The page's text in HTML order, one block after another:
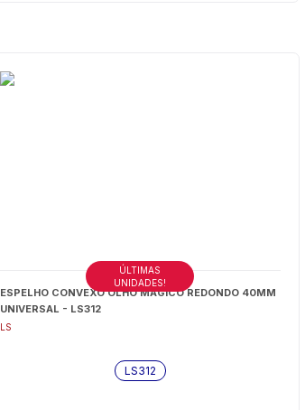
ESPELHO CONVEXO OLHO MAGICO REDONDO 40MM
UNIVERSAL - LS312
LS
ÚLTIMAS
UNIDADES!
LS312